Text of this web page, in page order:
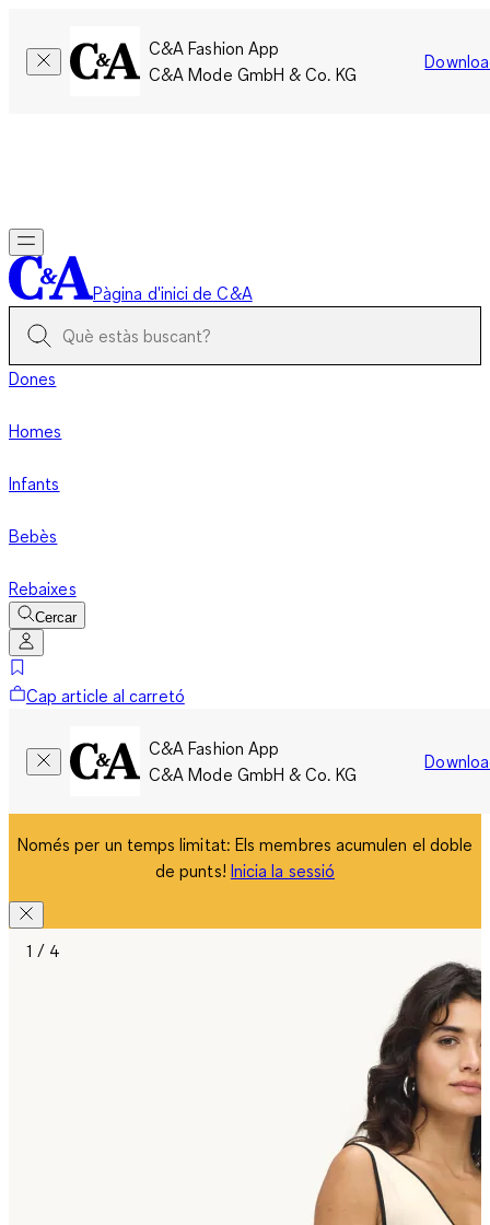
C&A Fashion App
C&A Mode GmbH & Co. KG
Pàgina d'inici de C&A
Dones
Homes
Infants
Bebès
Rebaixes
Cercar
Cap article al carretó
C&A Fashion App
C&A Mode GmbH & Co. KG
Només per un temps limitat: Els membres acumulen el doble
de punts! Inicia la sessió
1 / 4